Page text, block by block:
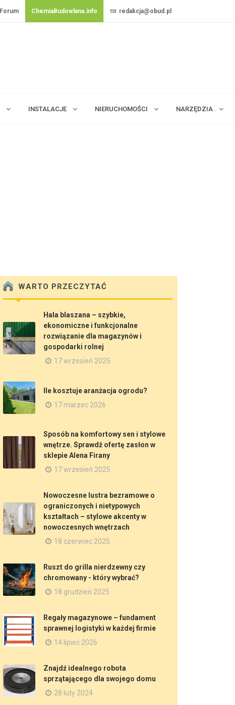
Forum ChemiaBudowlana.info redakcja@obud.pl
INSTALACJE NIERUCHOMOŚCI NARZĘDZIA
WARTO PRZECZYTAĆ
Hala blaszana – szybkie,
ekonomiczne i funkcjonalne
rozwiązanie dla magazynów i
gospodarki rolnej
17 wrzesień 2025
Ile kosztuje aranżacja ogrodu?
17 marzec 2026
Sposób na komfortowy sen i stylowe
wnętrze. Sprawdź ofertę zasłon w
sklepie Alena Firany
17 wrzesień 2025
Nowoczesne lustra bezramowe o
ograniczonych i nietypowych
kształtach – stylowe akcenty w
nowoczesnych wnętrzach
18 czerwiec 2025
Ruszt do grilla nierdzewny czy
chromowany - który wybrać?
18 grudzień 2025
Regały magazynowe – fundament
sprawnej logistyki w każdej firmie
14 lipiec 2026
Znajdź idealnego robota
sprzątającego dla swojego domu
28 luty 2024